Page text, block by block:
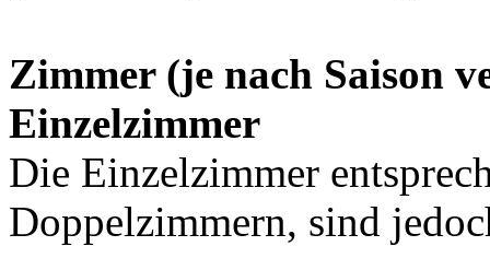
Zimmer (je nach Saison
Einzelzimmer
Die Einzelzimmer
Doppelzimmern, sind